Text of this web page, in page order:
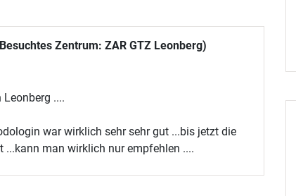
Zentrum: ZAR GTZ Leonberg)
....
war wirklich sehr sehr gut ...bis jetzt die
...kann man wirklich nur empfehlen ....